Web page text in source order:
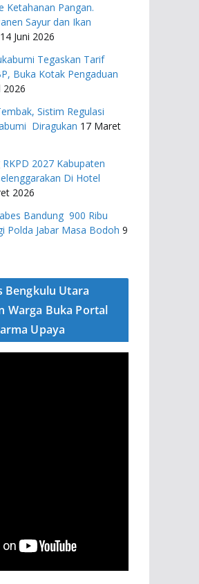
Ketahanan Pangan.
Sayur dan Ikan
14 Juni 2026
Tegaskan Tarif
Buka Kotak Pengaduan
2026
Sistim Regulasi
Diragukan 17 Maret
2027 ​Kabupaten
Di Hotel
2026
Bandung 900 Ribu
Polda Jabar Masa Bodoh 9
Bengkulu Utara
Warga Buka Portal
Upaya